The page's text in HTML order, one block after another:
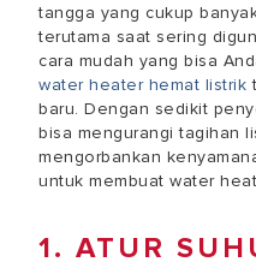
tangga yang cukup
terutama saat sering
cara mudah yang bisa
water heater hemat listrik
baru. Dengan sedikit
bisa mengurangi tagihan
mengorbankan
untuk membuat water
1. ATUR